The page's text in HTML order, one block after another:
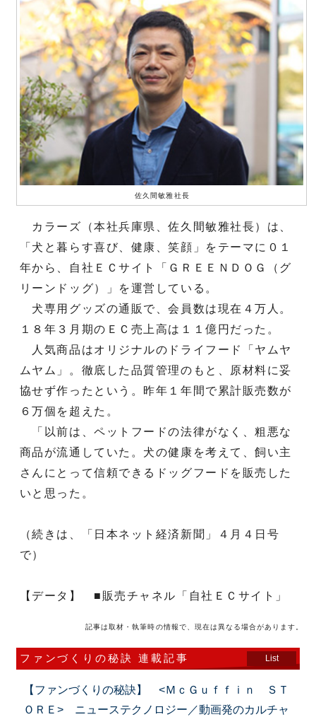
佐久間敏雅社長
カラーズ（本社兵庫県、佐久間敏雅社長）は、
「犬と暮らす喜び、健康、笑顔」をテーマに０１
年から、自社ＥＣサイト「ＧＲＥＥＮＤＯＧ（グ
リーンドッグ）」を運営している。
犬専用グッズの通販で、会員数は現在４万人。
１８年３月期のＥＣ売上高は１１億円だった。
人気商品はオリジナルのドライフード「ヤムヤ
ムヤム」。徹底した品質管理のもと、原材料に妥
協せず作ったという。昨年１年間で累計販売数が
６万個を超えた。
「以前は、ペットフードの法律がなく、粗悪な
商品が流通していた。犬の健康を考えて、飼い主
さんにとって信頼できるドッグフードを販売した
いと思った。
（続きは、「日本ネット経済新聞」４月４日号
で）
【データ】 ■販売チャネル「自社ＥＣサイト」
記事は取材・執筆時の情報で、現在は異なる場合があります。
ファンづくりの秘訣 連載記事 List
【ファンづくりの秘訣】 <ＭｃＧｕｆｆｉｎ ＳＴ
ＯＲＥ> ニューステクノロジー／動画発のカルチャ